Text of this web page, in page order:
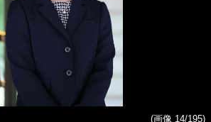
(画像 14/195)